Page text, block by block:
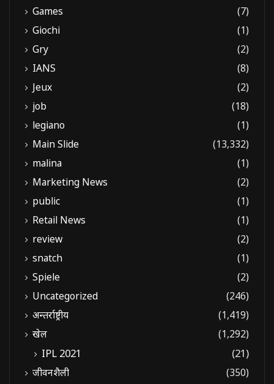
Games
(7)
Giochi
(1)
Gry
(2)
IANS
(8)
Jeux
(2)
job
(18)
legiano
(1)
Main Slide
(13,332)
malina
(1)
Marketing News
(2)
public
(1)
Retail News
(1)
review
(2)
snatch
(1)
Spiele
(2)
Uncategorized
(246)
अन्तर्राष्ट्रीय
(1,419)
खेल
(1,292)
IPL 2021 (21)
जीवनशैली
(350)